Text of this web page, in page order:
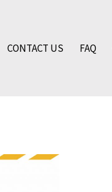
CONTACT US FAQ